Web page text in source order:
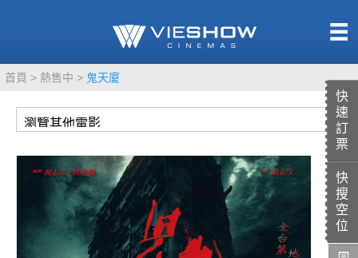
快
速
訂
票
快
搜
空
位
首頁 熱售中 鬼天廈
TITAN SCREEN
MUCROWN
4DX
影城餐飲
UNICORN